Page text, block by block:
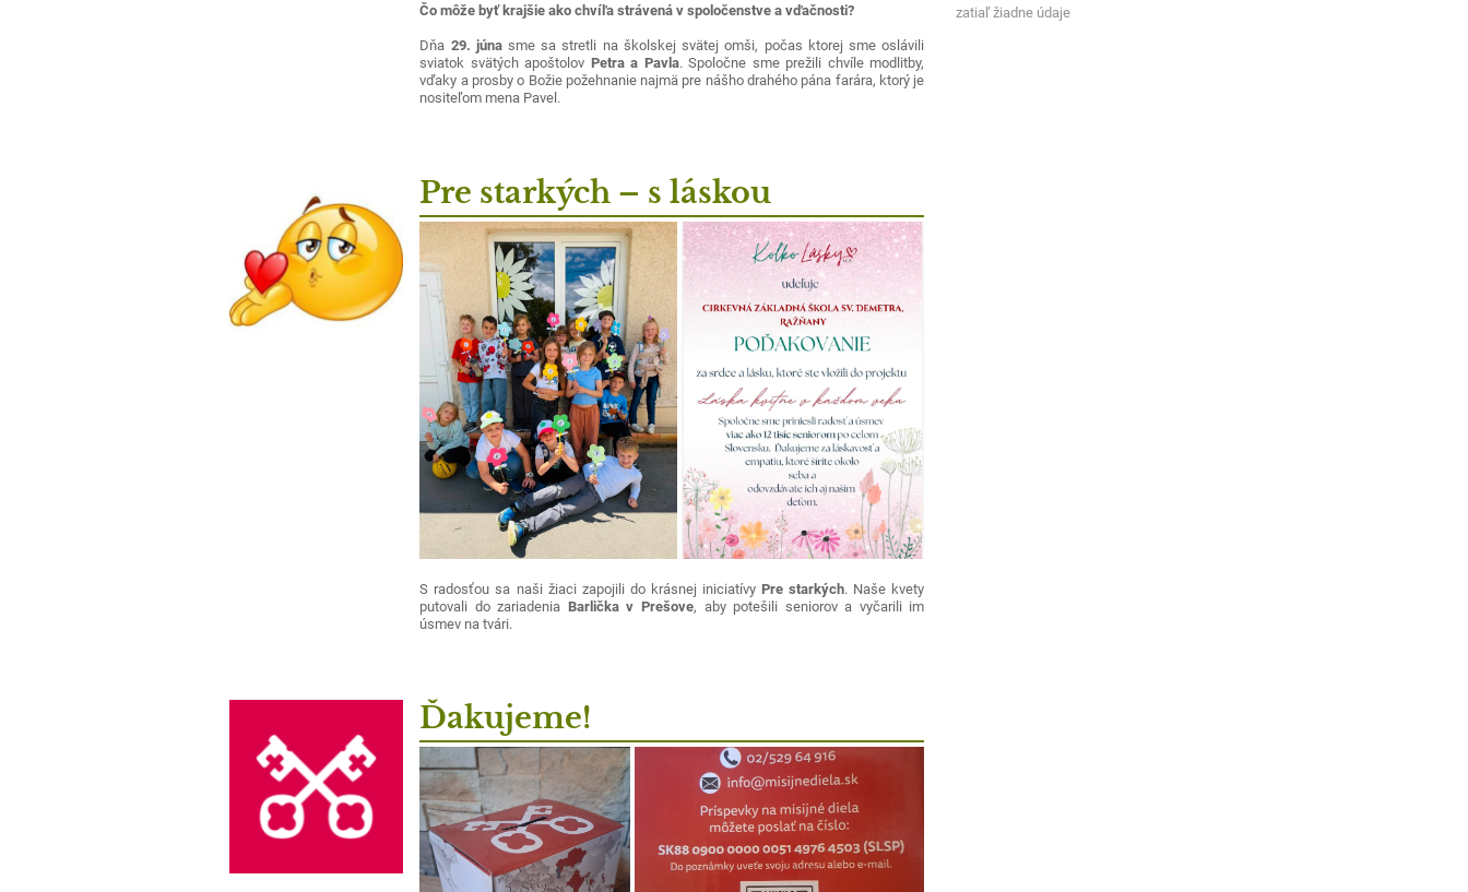
Čo môže byť krajšie ako chvíľa strávená v spoločenstve a vďačnosti?
Dňa 29. júnasme sa stretli na školskej svätej omši, počas ktorej sme oslávili
sviatok svätých apoštolov Petra a Pavla. Spoločne sme prežili chvíle modlitby,
vďaky a prosby o Božie požehnanie najmä pre nášho drahého pána farára, ktorý je
nositeľom mena Pavel.
Pre starkých – s láskou
S radosťou sa naši žiaci zapojili do krásnej iniciatívyPre starkých. Naše kvety
putovali do zariadenia Barlička v Prešove, aby potešili seniorov a vyčarili im
úsmev na tvári.
Ďakujeme!
zatiaľ žiadne údaje